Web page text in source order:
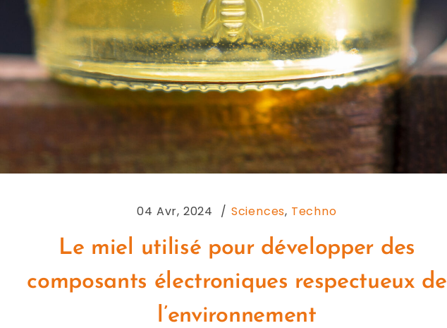
04 Avr, 2024 Sciences, Techno
Le miel utilisé pour développer des
composants électroniques respectueux de
l’environnement